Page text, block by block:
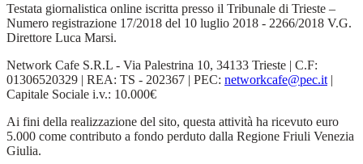
Testata giornalistica online iscritta presso il Tribunale di Trieste –
Numero registrazione 17/2018 del 10 luglio 2018 - 2266/2018 V.G.
Direttore Luca Marsi.
Network Cafe S.R.L - Via Palestrina 10, 34133 Trieste | C.F:
01306520329 | REA: TS - 202367 | PEC: networkcafe@pec.it |
Capitale Sociale i.v.: 10.000€
Ai fini della realizzazione del sito, questa attività ha ricevuto euro
5.000 come contributo a fondo perduto dalla Regione Friuli Venezia
Giulia.